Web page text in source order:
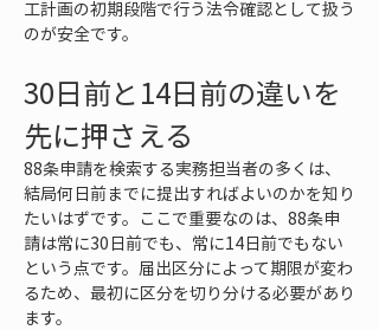
工計画の初期段階で行う法令確認として扱う
のが安全です。
30日前と14日前の違いを
先に押さえる
88条申請を検索する実務担当者の多くは、
結局何日前までに提出すればよいのかを知り
たいはずです。ここで重要なのは、88条申
請は常に30日前でも、常に14日前でもない
という点です。届出区分によって期限が変わ
るため、最初に区分を切り分ける必要があり
ます。